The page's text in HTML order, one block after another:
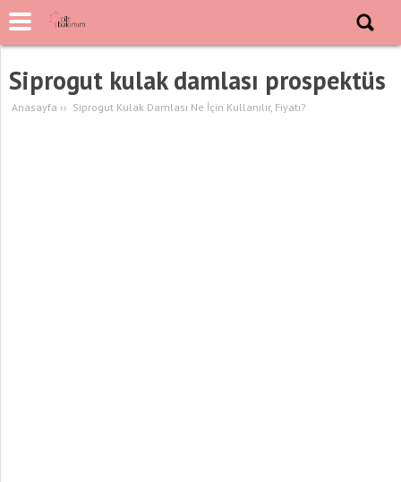
Siprogut kulak damlası prospektüs
Anasayfa ›› Siprogut Kulak Damlası Ne İçin Kullanılır, Fiyatı?